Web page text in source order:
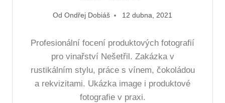
Od Ondřej Dobiáš 12 dubna, 2021
Profesionální focení produktových fotografií
pro vinařství Nešetřil. Zakázka v
rustikálním stylu, práce s vínem, čokoládou
a rekvizitami. Ukázka image i produktové
fotografie v praxi.